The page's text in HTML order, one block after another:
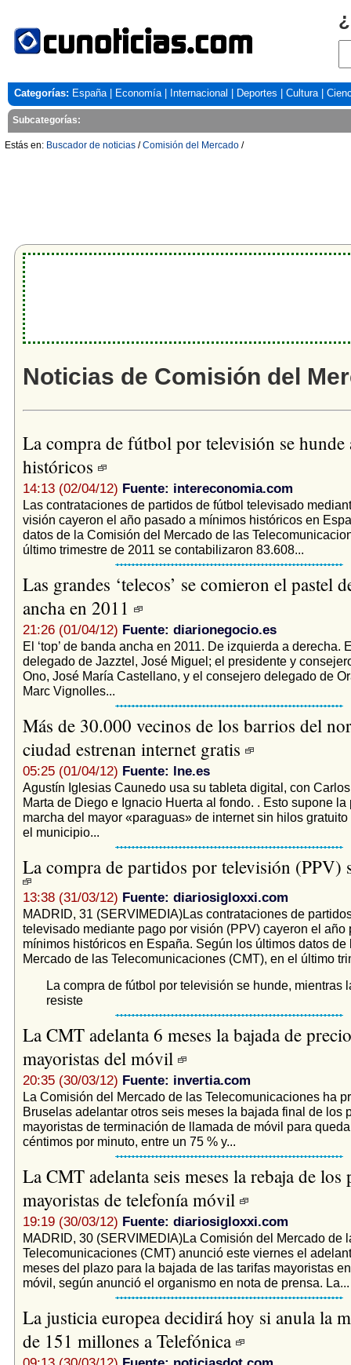
Categorías: España| Economía| Internacional Deportes Cultura|
Subcategorías:
Estás en: Buscador de noticias /Comisión del Mercado /
Noticias de Comisión del
La compra de fútbol por televisión se hunde
históricos
14:13 (02/04/12) Fuente: intereconomia.com
Las contrataciones de partidos de fútbol televisado
visión cayeron el año pasado a mínimos históricos en
datos de la Comisión del Mercado de las
último trimestre de 2011 se contabilizaron 83.608...
Las grandes ‘telecos’ se comieron el pastel
ancha en 2011
21:26 (01/04/12) Fuente: diarionegocio.es
El ‘top’ de banda ancha en 2011. De izquierda a derecha.
delegado de Jazztel, José Miguel; el presidente y
Ono, José María Castellano, y el consejero delegado de
Marc Vignolles...
Más de 30.000 vecinos de los barrios del
ciudad estrenan internet gratis
05:25 (01/04/12) Fuente: lne.es
Agustín Iglesias Caunedo usa su tableta digital, con
Marta de Diego e Ignacio Huerta al fondo. . Esto supone la
marcha del mayor «paraguas» de internet sin hilos
el municipio...
La compra de partidos por televisión (PPV)
13:38 (31/03/12) Fuente: diariosigloxxi.com
MADRID, 31 (SERVIMEDIA)Las contrataciones de
televisado mediante pago por visión (PPV) cayeron el año
mínimos históricos en España. Según los últimos datos
Mercado de las Telecomunicaciones (CMT), en el último
La compra de fútbol por televisión se hunde, mientras
resiste
La CMT adelanta 6 meses la bajada de
mayoristas del móvil
20:35 (30/03/12) Fuente: invertia.com
La Comisión del Mercado de las Telecomunicaciones ha
Bruselas adelantar otros seis meses la bajada final de los
mayoristas de terminación de llamada de móvil para
céntimos por minuto, entre un 75 % y...
La CMT adelanta seis meses la rebaja de los
mayoristas de telefonía móvil
19:19 (30/03/12) Fuente: diariosigloxxi.com
MADRID, 30 (SERVIMEDIA)La Comisión del Mercado de
Telecomunicaciones (CMT) anunció este viernes el
meses del plazo para la bajada de las tarifas mayoristas
móvil, según anunció el organismo en nota de prensa. La...
La justicia europea decidirá hoy si anula la
de 151 millones a Telefónica